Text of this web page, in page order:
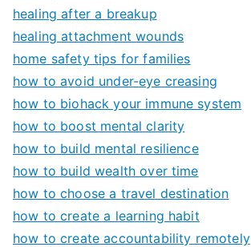
healing after a breakup
healing attachment wounds
home safety tips for families
how to avoid under-eye creasing
how to biohack your immune system
how to boost mental clarity
how to build mental resilience
how to build wealth over time
how to choose a travel destination
how to create a learning habit
how to create accountability remotely